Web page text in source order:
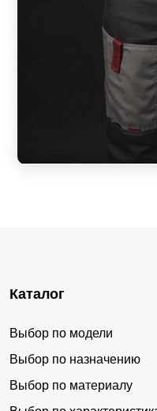
Каталог
Выбор по модели
Выбор по назначению
Выбор по материалу